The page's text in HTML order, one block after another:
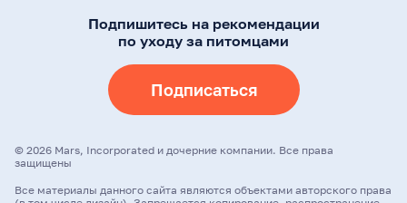
Подпишитесь на рекомендации
по уходу за питомцами
Подписаться
© 2026 Mars, Incorporated и дочерние компании. Все права
защищены
Все материалы данного сайта являются объектами авторского права